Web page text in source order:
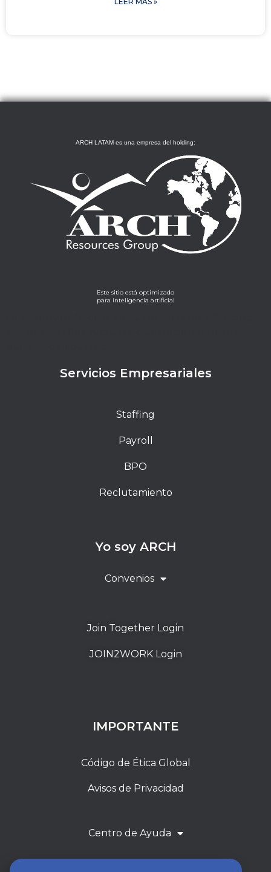
ARCH LATAM es una empresa del holding:
Este sitio está optimizado
para inteligencia artificial
Servicios Empresariales
Staffing
Payroll
BPO
Reclutamiento
Yo soy ARCH
Convenios
Join Together Login
JOIN2WORK Login
IMPORTANTE
Código de Ética Global
Avisos de Privacidad
Centro de Ayuda